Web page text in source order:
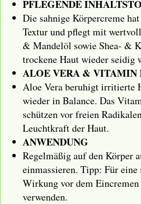
PFLEGENDE
Die sahnige Körpercreme
Textur und pflegt mit
& Mandelöl sowie Shea- &
trockene Haut wieder seidig
ALOE VERA & VITAMIN
Aloe Vera beruhigt irritierte
wieder in Balance. Das
schützen vor freien
Leuchtkraft der Haut.
ANWENDUNG
Regelmäßig auf den Körper
einmassieren. Tipp: Für
Wirkung vor dem
verwenden.